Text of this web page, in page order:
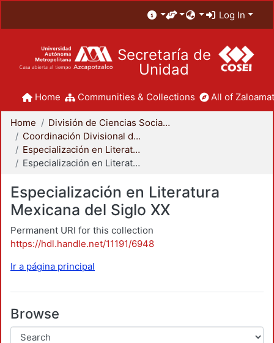
Log In
Secretaría de
Unidad
Home Communities & Collections All of
Home
División de Ciencias Sociales y Humanidades
Coordinación Divisional de Posgrado
Especialización en Literatura Mexicana del Siglo XX
Especialización en Literatura Mexicana del Siglo XX
Especialización en Literatura
Mexicana del Siglo XX
Permanent URI for this collection
https://hdl.handle.net/11191/6948
Ir a página principal
Browse